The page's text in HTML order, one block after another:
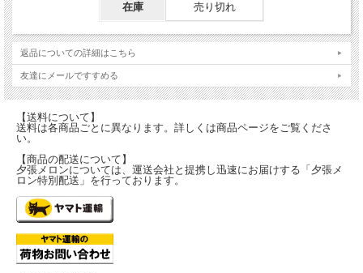
在庫 売り切れ
返品についての詳細はこちら
友達にメールですすめる
【送料について】
送料は各商品ごとに異なります。詳しくは商品ページをご覧くださ
い。
【商品の配送について】
夕張メロンについては、運送会社と提携し迅速にお届けする「夕張メ
ロン特別配送」を行っております。